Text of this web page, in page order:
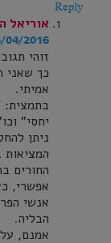
Reply
אוריאל
13/04/2016 בשעה
זוהי
כך שאני
אמיתי.
בתמצית:
יחסי"
ניתן
המציאות
החורים
אפשרי,
אנשי
הבליה.
אמנם, על